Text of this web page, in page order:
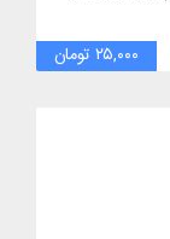
۲۵,۰۰۰ تومان